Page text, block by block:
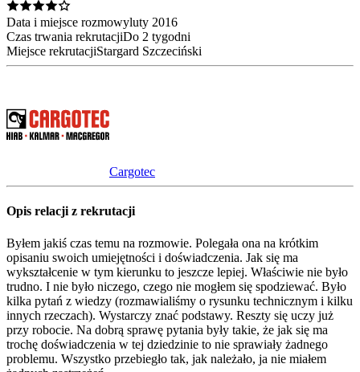
Data i miejsce rozmowyluty 2016
Czas trwania rekrutacjiDo 2 tygodni
Miejsce rekrutacjiStargard Szczeciński
Cargotec
Opis relacji z rekrutacji
Byłem jakiś czas temu na rozmowie. Polegała ona na krótkim
opisaniu swoich umiejętności i doświadczenia. Jak się ma
wykształcenie w tym kierunku to jeszcze lepiej. Właściwie nie było
trudno. I nie było niczego, czego nie mogłem się spodziewać. Było
kilka pytań z wiedzy (rozmawialiśmy o rysunku technicznym i kilku
innych rzeczach). Wystarczy znać podstawy. Reszty się uczy już
przy robocie. Na dobrą sprawę pytania były takie, że jak się ma
trochę doświadczenia w tej dziedzinie to nie sprawiały żadnego
problemu. Wszystko przebiegło tak, jak należało, ja nie miałem